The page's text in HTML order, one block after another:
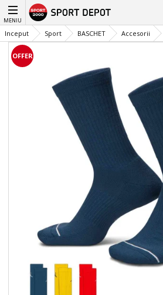
MENIU
Inceput Sport BASCHET Accesorii
OFFER